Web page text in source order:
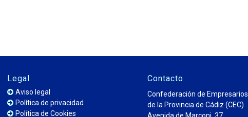
Legal
Aviso legal
Política de privacidad
Política de Cookies
Contacto
Confederación de Empresarios
de la Provincia de Cádiz (CEC)
Avenida de Marconi, 37,